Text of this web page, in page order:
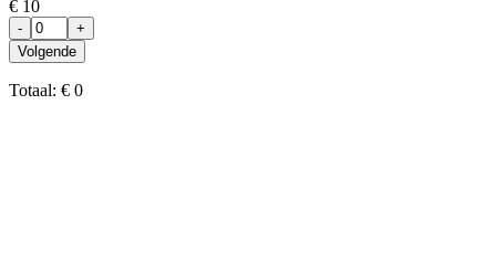
€ 10
-
+
Volgende
Totaal: € 0